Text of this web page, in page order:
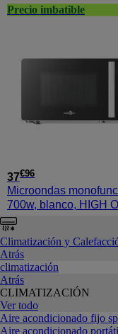
Precio imbatible
37€96
Microondas
700w, blanco, HIGH
Climatización y
Atrás
climatización
Atrás
CLIMATIZACIÓN
Ver todo
Aire acondicionado fijo
Aire acondicionado